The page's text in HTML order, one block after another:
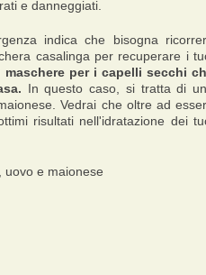
e danneggiati.
indica che bisogna
casalinga per recuperare i
per i capelli secchi
In questo caso, si tratta di
Vedrai che oltre ad
risultati nell'idratazione dei
uovo e maionese